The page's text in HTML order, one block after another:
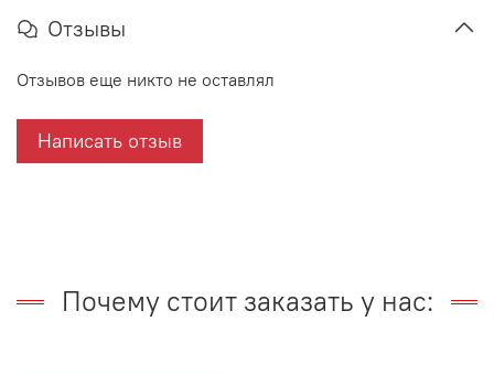
Отзывы
Отзывов еще никто не оставлял
Написать отзыв
Почему стоит заказать у нас: